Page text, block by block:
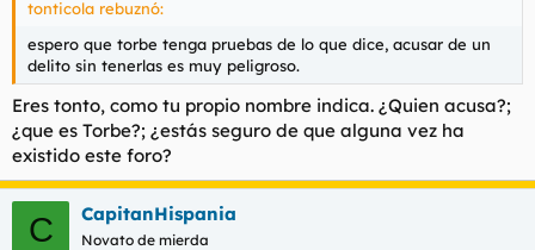
tonticola rebuznó:
espero que torbe tenga pruebas de lo que dice, acusar de un
delito sin tenerlas es muy peligroso.
Eres tonto, como tu propio nombre indica. ¿Quien acusa?;
¿que es Torbe?; ¿estás seguro de que alguna vez ha
existido este foro?
C CapitanHispania
Novato de mierda